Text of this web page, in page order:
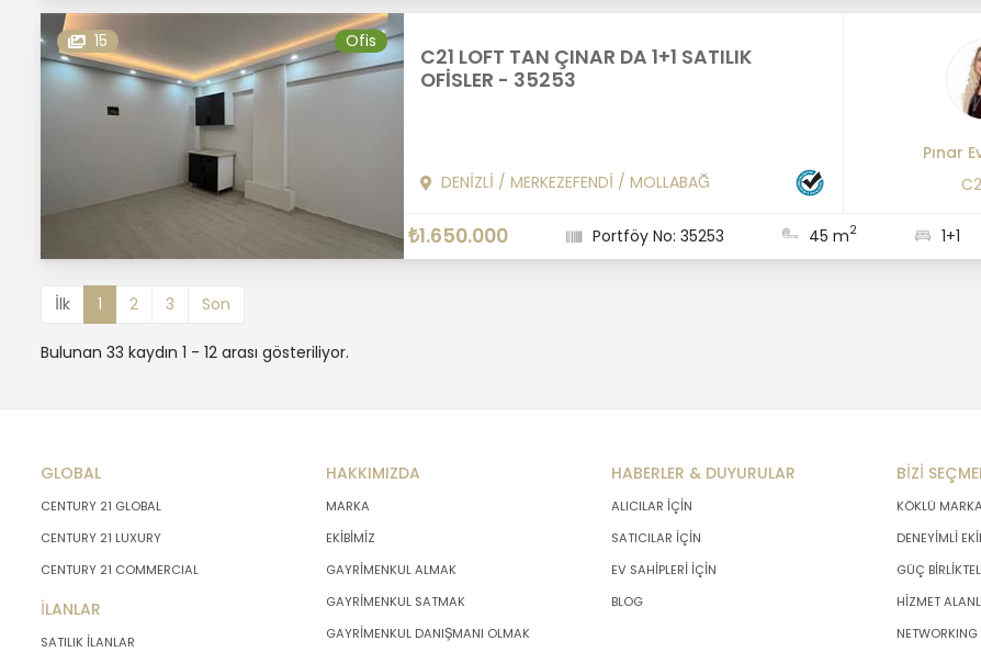
15 Ofis
C21 LOFT TAN ÇINAR DA 1+1 SATILIK
OFİSLER - 35253
DENİZLİ / MERKEZEFENDİ / MOLLABAĞ
Pınar
₺1.650.000 Portföy No: 35253 45 m2 1+1
İlk 1 2 3 Son
Bulunan 33 kaydın 1 - 12 arası gösteriliyor.
GLOBAL
CENTURY 21 GLOBAL
CENTURY 21 LUXURY
CENTURY 21 COMMERCIAL
İLANLAR
SATILIK İLANLAR
HAKKIMIZDA
MARKA
EKİBİMİZ
GAYRİMENKUL ALMAK
GAYRİMENKUL SATMAK
GAYRİMENKUL DANIŞMANI OLMAK
HABERLER & DUYURULAR
ALICILAR İÇİN
SATICILAR İÇİN
EV SAHİPLERİ İÇİN
BLOG
BİZİ
KÖKLÜ MARKA
DENEYİMLİ
GÜÇ
HİZMET
NETWORKING